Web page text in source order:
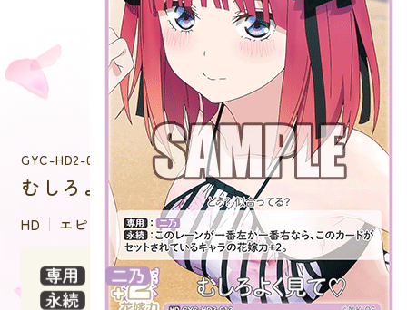
GYC-HD2-013
むしろよく見て♡
HD エピソード
：このレーンが一番左か一番右なら、この